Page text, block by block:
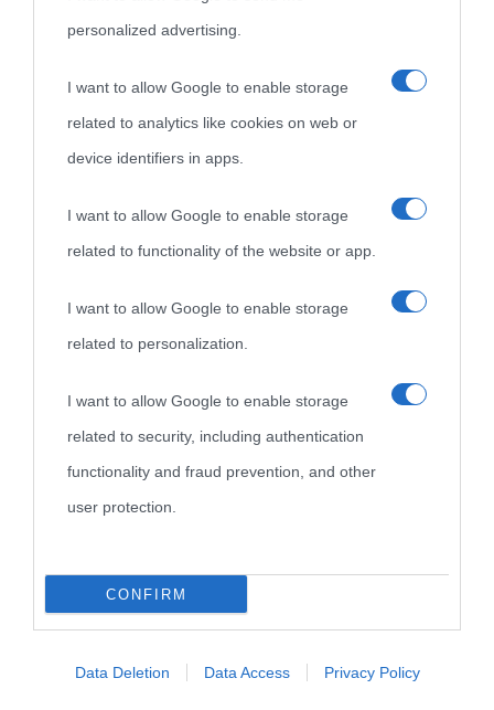
personalized advertising.
I want to allow Google to enable storage
related to analytics like cookies on web or
device identifiers in apps.
I want to allow Google to enable storage
related to functionality of the website or app.
I want to allow Google to enable storage
related to personalization.
I want to allow Google to enable storage
related to security, including authentication
functionality and fraud prevention, and other
user protection.
CONFIRM
Data Deletion Data Access Privacy Policy
nell'avversa.» (Aristotele -Frasi sulla cultura)
Biografie di
Biografie più
visitate
Indice dei nomi
Categorie
Ricorrenze
Onomastico
Film biografici
Aforismi
Mappa del sito
Privacy policy
Pubblicità
Contatti